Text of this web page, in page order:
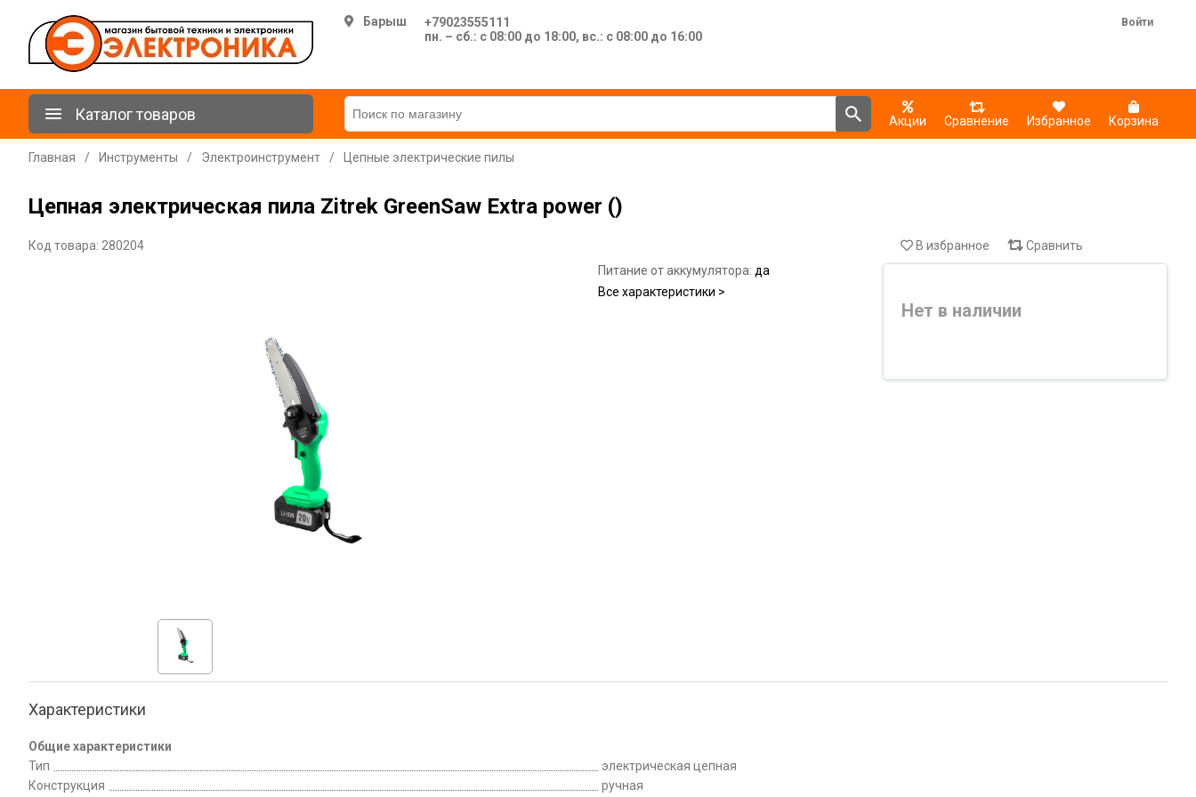
Барыш
+79023555111
пн. – сб.: с 08:00 до 18:00, вс.: с 08:00 до 16:00
Войти
Каталог товаров Акции Сравнение Избранное Корзина
Главная / Инструменты / Электроинструмент / Цепные электрические пилы
Цепная электрическая пила Zitrek GreenSaw Extra power ()
Код товара: 280204
Питание от аккумулятора: да
Все характеристики >
В избранное Сравнить
Нет в наличии
Характеристики
Общие характеристики
Тип
электрическая цепная
Конструкция
ручная